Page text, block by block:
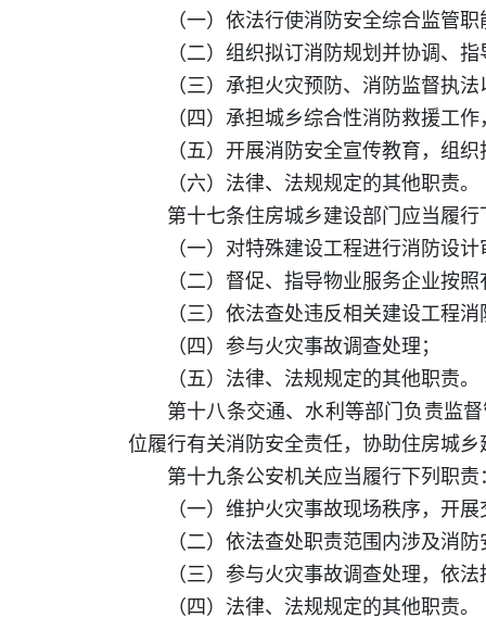
（一）依法行使消防安全综合监管
（二）组织拟订消防规划并协调、
（三）承担火灾预防、消防监督执
（四）承担城乡综合性消防救援工
（五）开展消防安全宣传教育，组
（六）法律、法规规定的其他职责。
第十七条住房城乡建设部门应当履行
（一）对特殊建设工程进行消防设
（二）督促、指导物业服务企业按
（三）依法查处违反相关建设工程
（四）参与火灾事故调查处理；
（五）法律、法规规定的其他职责。
第十八条交通、水利等部门负责监
位履行有关消防安全责任，协助住房城
第十九条公安机关应当履行下列职责
（一）维护火灾事故现场秩序，开
（二）依法查处职责范围内涉及消
（三）参与火灾事故调查处理，依
（四）法律、法规规定的其他职责。